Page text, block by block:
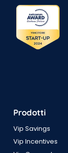
Prodotti
Vip Savings
Vip Incentives